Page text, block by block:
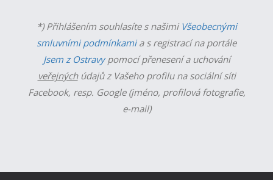
*) Přihlášením souhlasíte s našimi Všeobecnými
smluvními podmínkamia s registrací na portále
Jsem z Ostravypomocí přenesení a uchování
veřejnýchúdajů z Vašeho profilu na sociální síti
Facebook, resp. Google (jméno, profilová fotografie,
e-mail)